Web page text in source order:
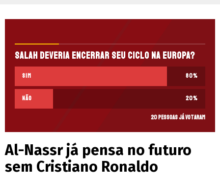
Salah deveria encerrar seu ciclo na Europa?
Sim 80%
Não 20%
20 pessoas já votaram
Al-Nassr já pensa no futuro
sem Cristiano Ronaldo